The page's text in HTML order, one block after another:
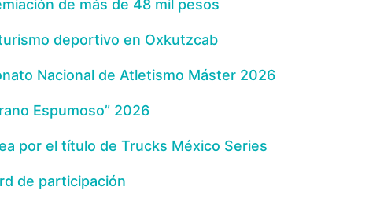
de más de 48 mil pesos
deportivo en Oxkutzcab
Nacional de Atletismo Máster 2026
Espumoso” 2026
por el título de Trucks México Series
de participación